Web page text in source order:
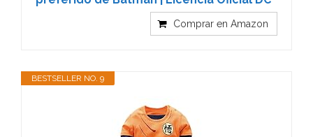
Comprar en Amazon
BESTSELLER NO. 9